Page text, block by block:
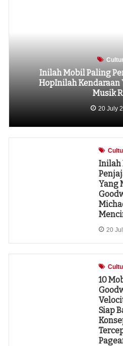
Inilah Mobil Paling
HopInilah Kendaraan
Musik
20 July
Inilah
Yang
20
10
Siap